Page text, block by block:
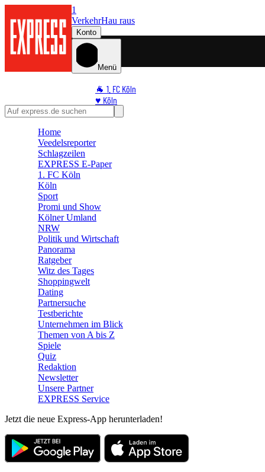
1
VerkehrHau raus
Konto
Menü
🐐 1. FC Köln
♥️ Köln
🛒 Shoppingwelt
Home
Veedelsreporter
Schlagzeilen
EXPRESS E-Paper
1. FC Köln
Köln
Sport
Promi und Show
Kölner Umland
NRW
Politik und Wirtschaft
Panorama
Ratgeber
Witz des Tages
Shoppingwelt
Dating
Partnersuche
Testberichte
Unternehmen im Blick
Themen von A bis Z
Spiele
Quiz
Redaktion
Newsletter
Unsere Partner
EXPRESS Service
Jetzt die neue Express-App herunterladen!